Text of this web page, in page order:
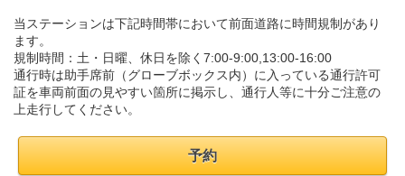
当ステーションは下記時間帯において前面道路に時間規制があり
ます。
規制時間：土・日曜、休日を除く7:00-9:00,13:00-16:00
通行時は助手席前（グローブボックス内）に入っている通行許可
証を車両前面の見やすい箇所に掲示し、通行人等に十分ご注意の
上走行してください。
予約